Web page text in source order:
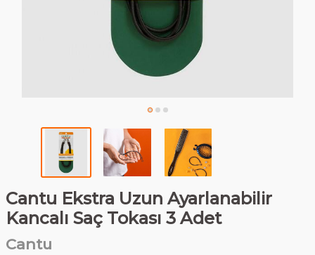
Cantu Ekstra Uzun Ayarlanabilir
Kancalı Saç Tokası 3 Adet
Cantu